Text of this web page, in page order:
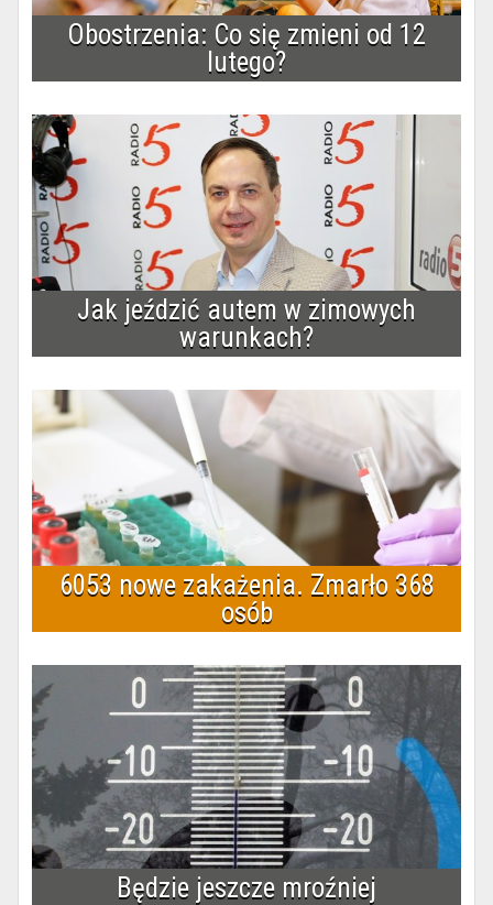
Obostrzenia: Co się zmieni od 12
lutego?
Jak jeździć autem w zimowych
warunkach?
6053 nowe zakażenia. Zmarło 368
osób
Będzie jeszcze mroźniej